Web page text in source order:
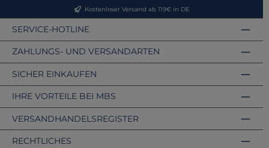
Kostenloser Versand ab 119€ in DE
SERVICE-HOTLINE
ZAHLUNGS- UND VERSANDARTEN
VERSANDHANDELSREGISTER
SICHER EINKAUFEN
IHRE VORTEILE BEI MBS
RECHTLICHES